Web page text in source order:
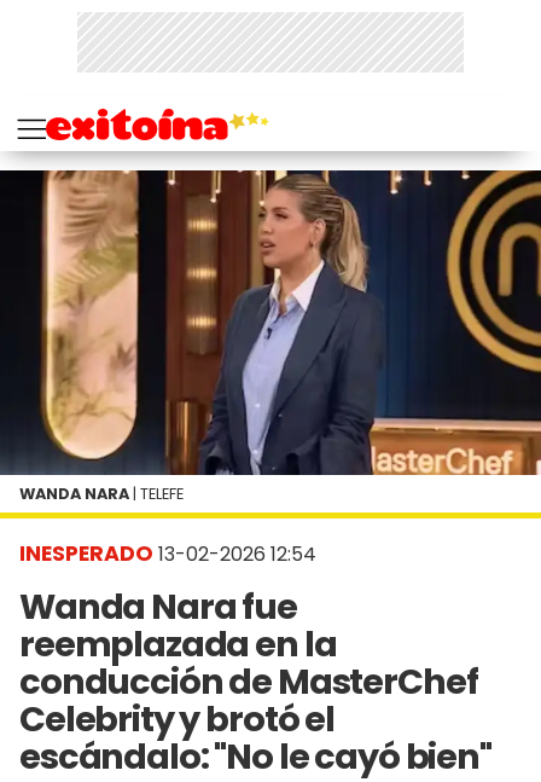
INESPERADO 13-02-2026 12:54
Wanda Nara fue
reemplazada en la
conducción de MasterChef
Celebrity y brotó el
escándalo: "No le cayó bien"
WANDA NARA | TELEFE